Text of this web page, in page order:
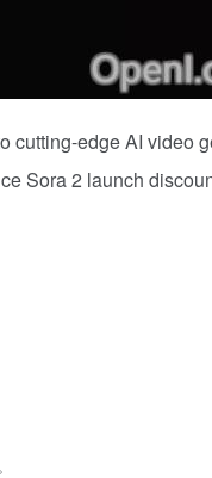
edge AI video
Sora 2 launch